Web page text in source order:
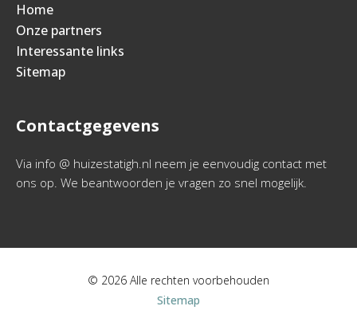
Home
Onze partners
Interessante links
Sitemap
Contactgegevens
Via info @ huizestatigh.nl neem je eenvoudig contact met
ons op. We beantwoorden je vragen zo snel mogelijk.
© 2026 Alle rechten voorbehouden
Sitemap